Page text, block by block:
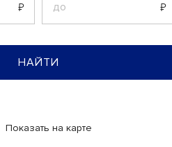
НАЙТИ
Показать на карте
в КП